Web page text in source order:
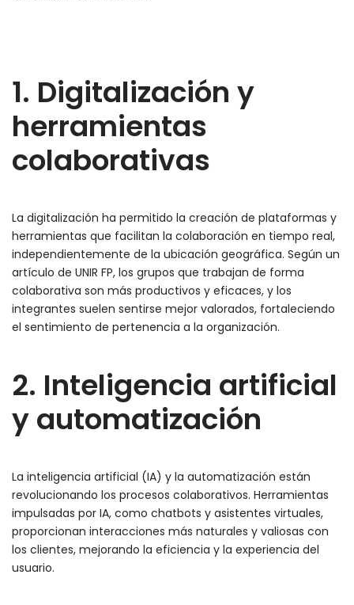
1. Digitalización y
herramientas
colaborativas
La digitalización ha permitido la creación de plataformas y
herramientas que facilitan la colaboración en tiempo real,
independientemente de la ubicación geográfica. Según un
artículo de UNIR FP, los grupos que trabajan de forma
colaborativa son más productivos y eficaces, y los
integrantes suelen sentirse mejor valorados, fortaleciendo
el sentimiento de pertenencia a la organización.
2. Inteligencia artificial
y automatización
La inteligencia artificial (IA) y la automatización están
revolucionando los procesos colaborativos. Herramientas
impulsadas por IA, como chatbots y asistentes virtuales,
proporcionan interacciones más naturales y valiosas con
los clientes, mejorando la eficiencia y la experiencia del
usuario.